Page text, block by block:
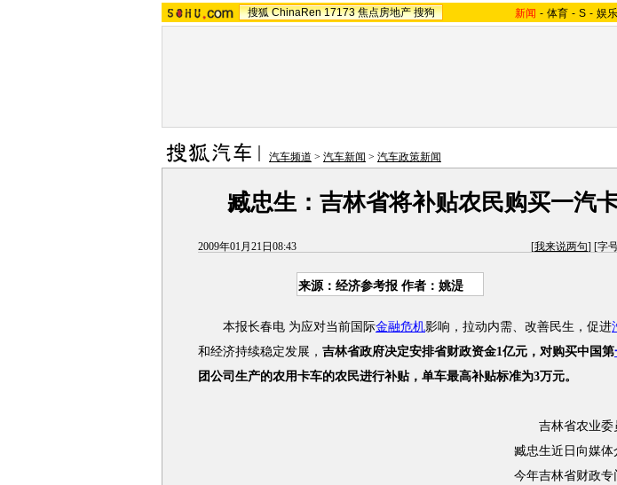
搜狐 ChinaRen 17173 焦点房地产 搜狗 新闻 - 体育 - S - 娱乐
汽车频道 > 汽车新闻 > 汽车政策新闻
臧忠生：吉林省将补贴农民购买一汽
2009年01月21日08:43 [我来说两句] [字
来源：经济参考报 作者：姚湜
本报长春电 为应对当前国际金融危机影响，拉动内需、改善民生，促进
和经济持续稳定发展， 吉林省政府决定安排省财政资金1亿元，对购买中国第
团公司生产的农用卡车的农民进行补贴，单车最高补贴标准为3万元。
吉林省农业委
臧忠生近日向媒体
今年吉林省财政专